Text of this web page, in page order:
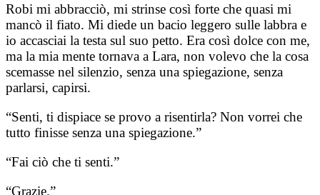
Robi mi abbracciò, mi strinse così forte che quasi mi
mancò il fiato. Mi diede un bacio leggero sulle labbra e
io accasciai la testa sul suo petto. Era così dolce con me,
ma la mia mente tornava a Lara, non volevo che la cosa
scemasse nel silenzio, senza una spiegazione, senza
parlarsi, capirsi.
“Senti, ti dispiace se provo a risentirla? Non vorrei che
tutto finisse senza una spiegazione.”
“Fai ciò che ti senti.”
“Grazie.”